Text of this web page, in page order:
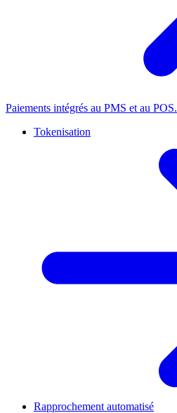
Paiements intégrés au PMS et au POS.
Tokenisation
Rapprochement automatisé